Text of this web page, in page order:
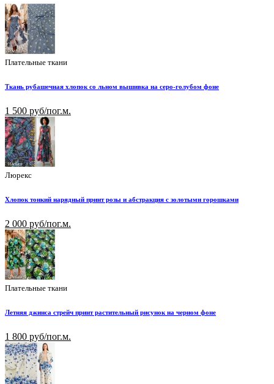
Плательные ткани
Ткань рубашечная хлопок со льном вышивка на серо-голубом фоне
1 500 руб/пог.м.
Люрекс
Хлопок тонкий нарядный принт розы и абстракция с золотыми горошками
2 000 руб/пог.м.
Плательные ткани
Летняя джинса стрейч принт растительный рисунок на черном фоне
1 800 руб/пог.м.